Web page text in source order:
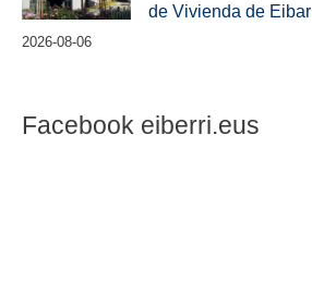
de Vivienda de Eibar
2026-08-06
Facebook eiberri.eus